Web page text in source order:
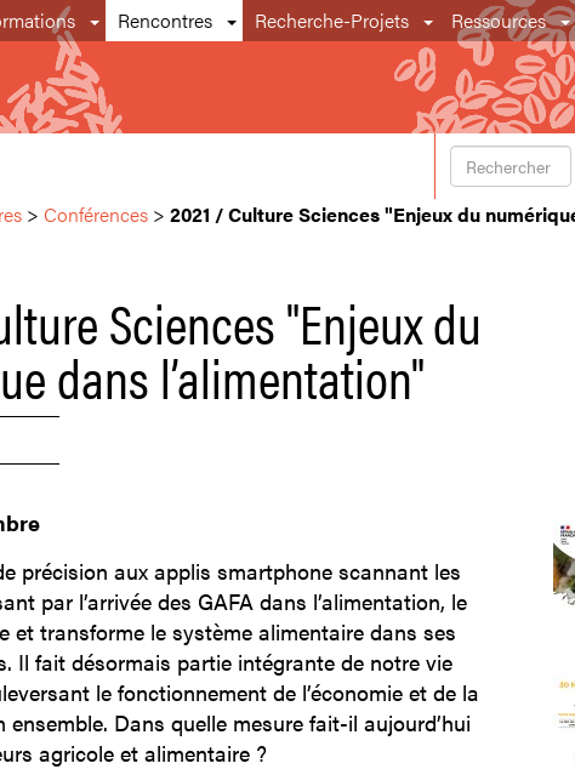
Rencontres Recherche-Projets Ressources
> Conférences> 2021 / Culture Sciences "Enjeux du
Sciences "Enjeux du
dans l’alimentation"
précision aux applis smartphone scannant les
par l’arrivée des GAFA dans l’alimentation, le
et transforme le système alimentaire dans ses
Il fait désormais partie intégrante de notre vie
le fonctionnement de l’économie et de la
Dans quelle mesure fait-il aujourd’hui
agricole et alimentaire ?